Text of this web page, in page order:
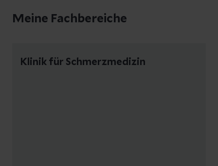
Meine Fachbereiche
Klinik für Schmerzmedizin